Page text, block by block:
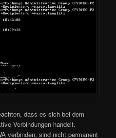
dass es sich bei dem
Verbindungen handelt.
verbinden, sind nicht permanent